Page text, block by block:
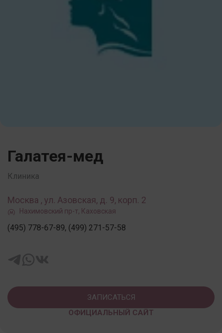
Галатея-мед
Клиника
Москва , ул. Азовская, д. 9, корп. 2
Нахимовский пр-т, Каховская
(495) 778-67-89, (499) 271-57-58
ЗАПИСАТЬСЯ
ОФИЦИАЛЬНЫЙ САЙТ